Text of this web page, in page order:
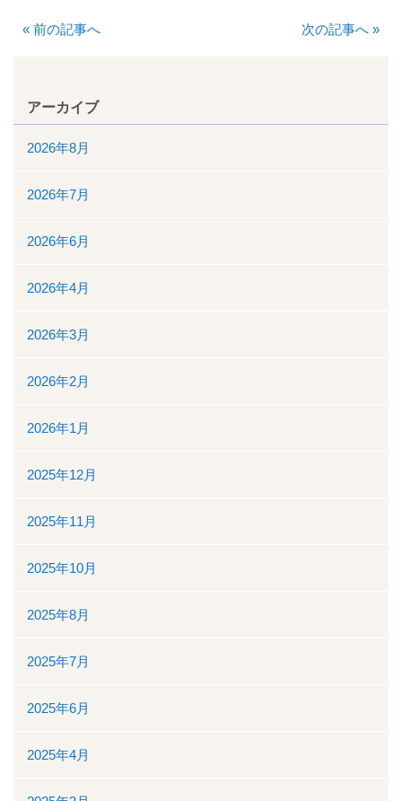
« 前の記事へ 次の記事へ »
アーカイブ
2026年8月
2026年7月
2026年6月
2026年4月
2026年3月
2026年2月
2026年1月
2025年12月
2025年11月
2025年10月
2025年8月
2025年7月
2025年6月
2025年4月